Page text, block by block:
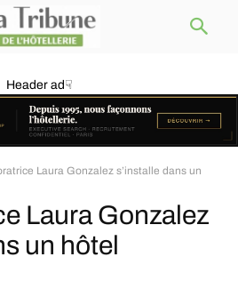
Header ad☟
Laura Gonzalez s’installe dans un
Laura Gonzalez
un hôtel